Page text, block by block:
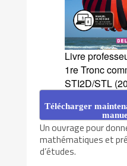
Livre
1re Tronc
STI2D/STL
Télécharger
Un ouvrage pour
mathématiques et
d’études.